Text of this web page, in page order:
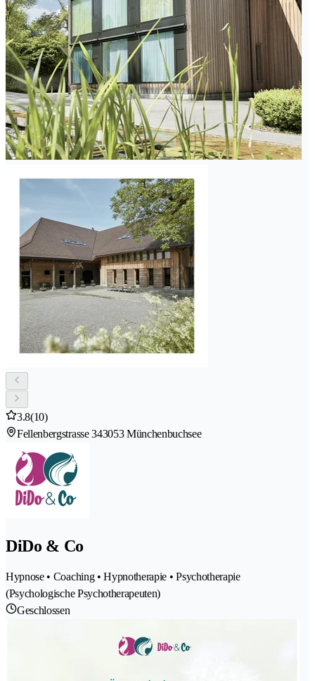
3.8(10)
Fellenbergstrasse 343053 Münchenbuchsee
DiDo & Co
Hypnose • Coaching • Hypnotherapie • Psychotherapie
(Psychologische Psychotherapeuten)
Geschlossen